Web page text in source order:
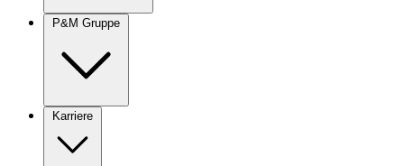
P&M Gruppe
Karriere